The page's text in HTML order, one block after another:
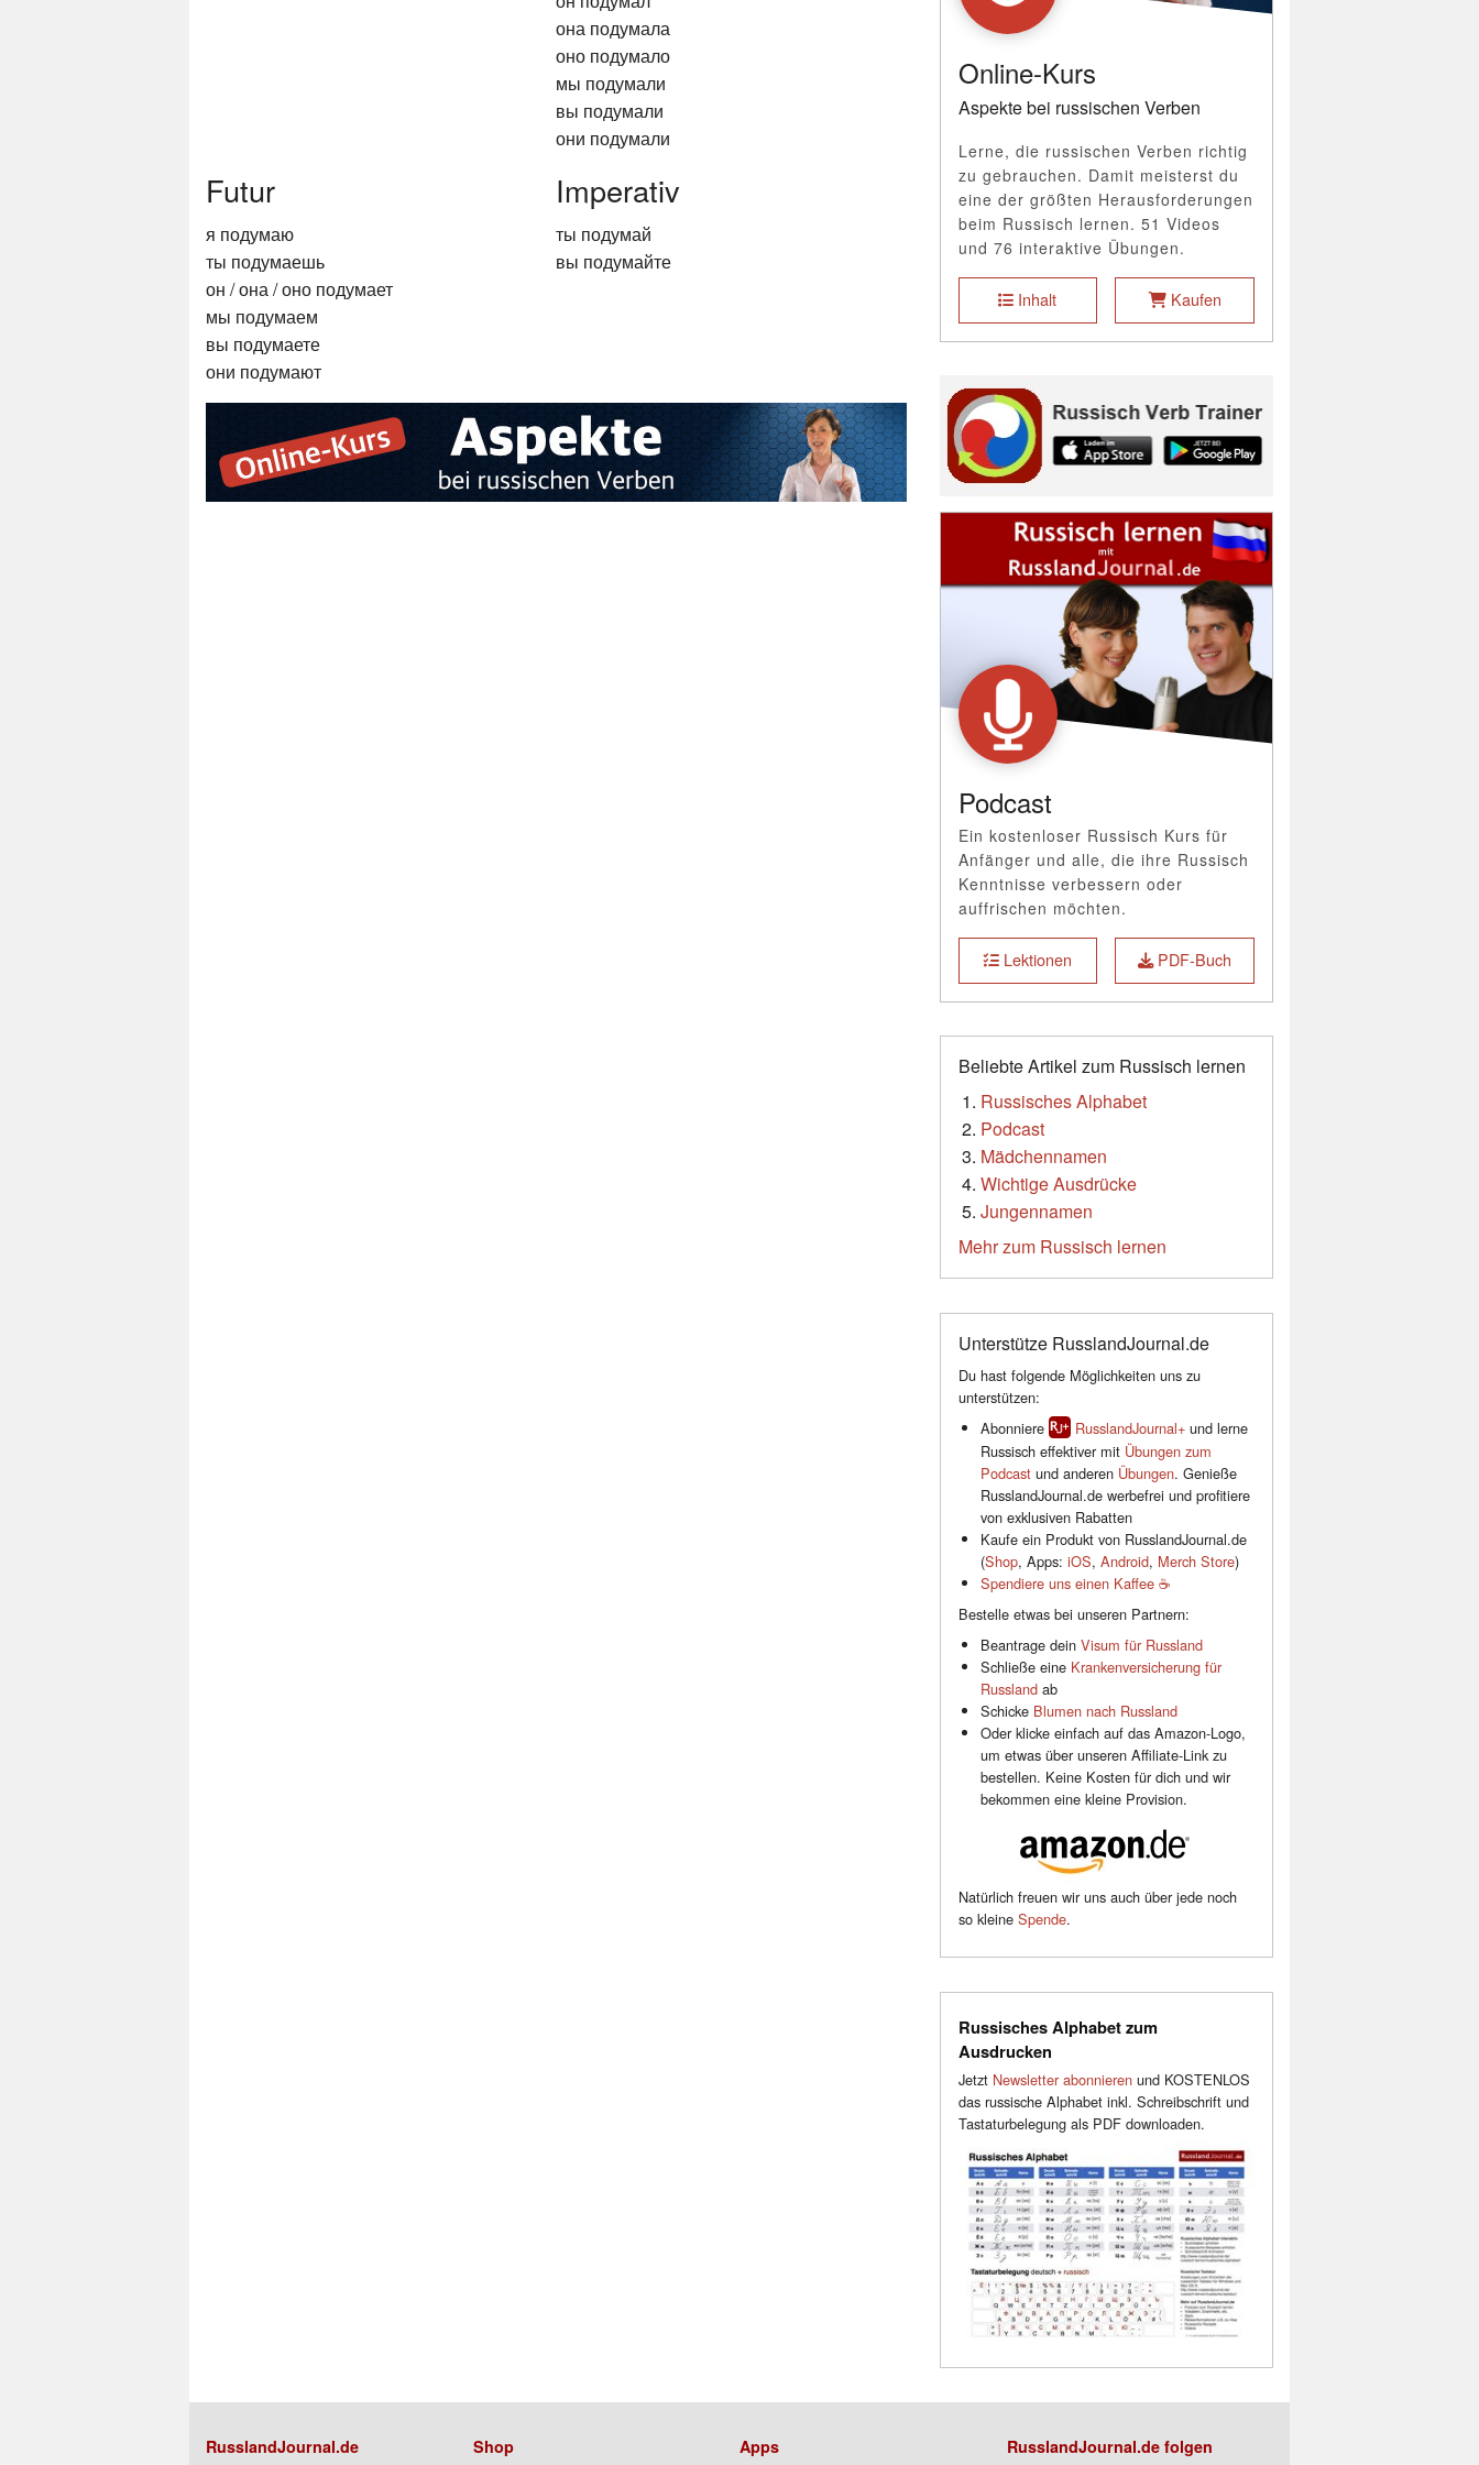
она подумала
оно подумало
мы подумали
вы подумали
они подумали
Futur
я подумаю
ты подумаешь
он / она / оно подумает
мы подумаем
вы подумаете
они подумают
Imperativ
ты подумай
вы подумайте
Online-Kurs
Aspekte bei russischen Verben
Lerne, die russischen Verben richtig
zu gebrauchen. Damit meisterst du
eine der größten Herausforderungen
beim Russisch lernen. 51 Videos
und 76 interaktive Übungen.
Inhalt Kaufen
Podcast
Ein kostenloser Russisch Kurs für
Anfänger und alle, die ihre Russisch
Kenntnisse verbessern oder
auffrischen möchten.
Lektionen PDF-Buch
Beliebte Artikel zum Russisch lernen
Russisches Alphabet
Podcast
Mädchennamen
Wichtige Ausdrücke
Jungennamen
Mehr zum Russisch lernen
Unterstütze RusslandJournal.de
Du hast folgende Möglichkeiten uns zu
unterstützen:
Abonniere
RusslandJournal+und lerne
Russisch effektiver mit Übungen zum
Podcastund anderen Übungen. Genieße
RusslandJournal.de werbefrei und profitiere
von exklusiven Rabatten
Kaufe ein Produkt von RusslandJournal.de
(Shop, Apps: iOS, Android, Merch Store)
Spendiere uns einen Kaffee ☕️
Bestelle etwas bei unseren Partnern:
Beantrage dein Visum für Russland
Schließe eine Krankenversicherung für
Russlandab
Schicke Blumen nach Russland
Oder klicke einfach auf das Amazon-Logo,
um etwas über unseren Affiliate-Link zu
bestellen. Keine Kosten für dich und wir
bekommen eine kleine Provision.
Natürlich freuen wir uns auch über jede noch
so kleine Spende.
Russisches Alphabet zum
Ausdrucken
Jetzt Newsletter abonnierenund KOSTENLOS
das russische Alphabet inkl. Schreibschrift und
Tastaturbelegung als PDF downloaden.
RusslandJournal.de
Shop
Apps
RusslandJournal.de folgen